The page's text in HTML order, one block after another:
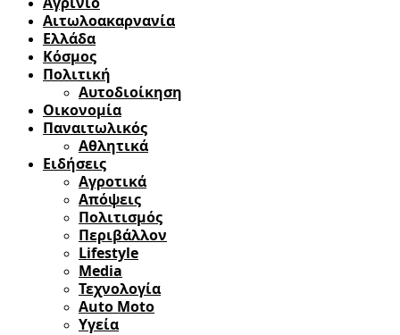
Αιτωλοακαρνανία
Ελλάδα
Κόσμος
Πολιτική
Αυτοδιοίκηση
Οικονομία
Παναιτωλικός
Αθλητικά
Ειδήσεις
Αγροτικά
Απόψεις
Πολιτισμός
Περιβάλλον
Lifestyle
Media
Τεχνολογία
Auto Moto
Υγεία